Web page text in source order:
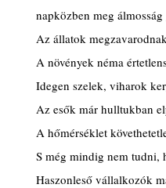
napközben meg
Az állatok
A növények néma
Idegen szelek, viharok
Az esők már hulltukban
A hőmérséklet
S még mindig nem tudni,
Haszonleső vállalkozók